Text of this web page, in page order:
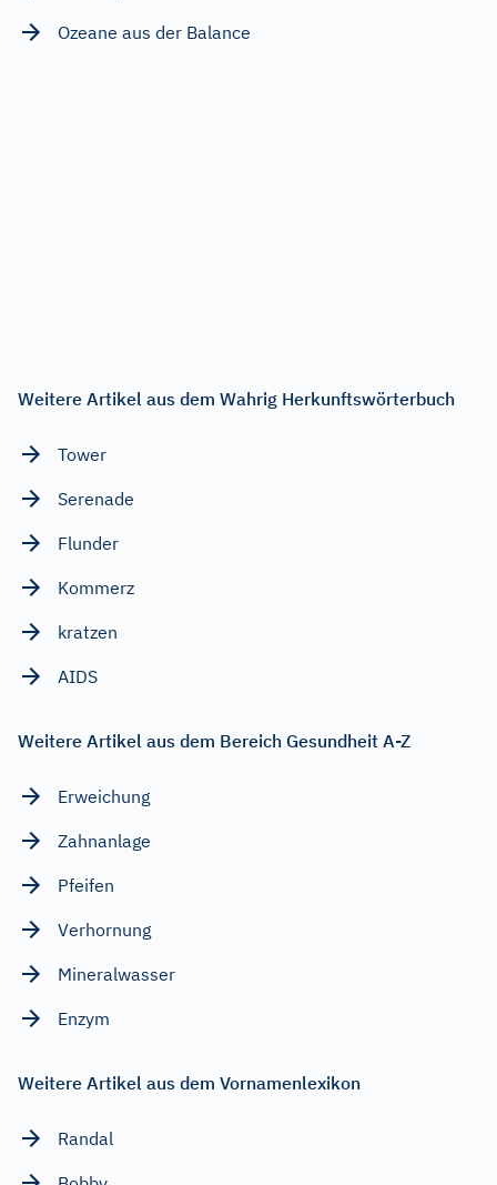
Ozeane aus der Balance
Weitere Artikel aus dem Wahrig Herkunftswörterbuch
Tower
Serenade
Flunder
Kommerz
kratzen
AIDS
Weitere Artikel aus dem Bereich Gesundheit A-Z
Erweichung
Zahnanlage
Pfeifen
Verhornung
Mineralwasser
Enzym
Weitere Artikel aus dem Vornamenlexikon
Randal